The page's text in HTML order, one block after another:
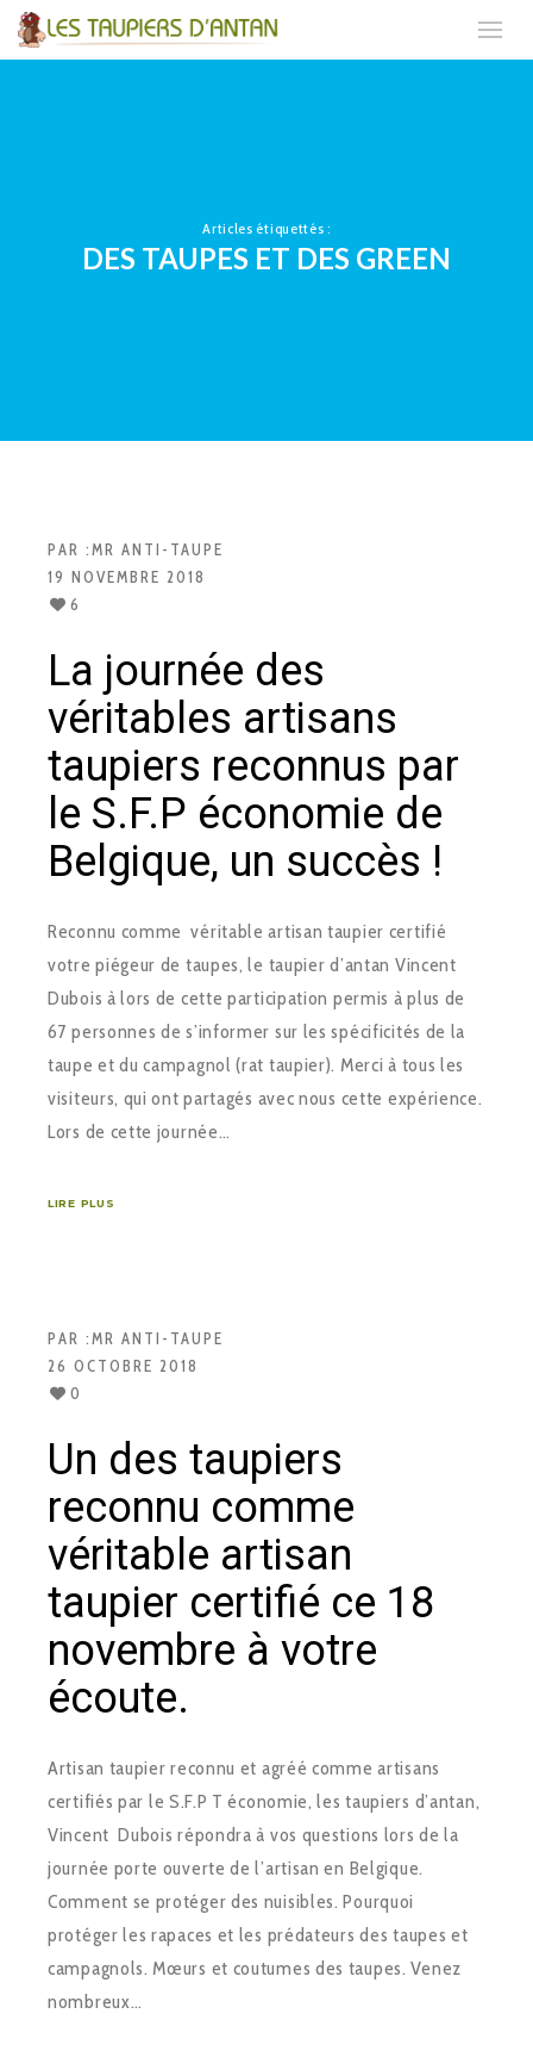
Articles étiquettés :
DES TAUPES ET DES GREEN
PAR :MR ANTI-TAUPE
19 NOVEMBRE 2018
6
La journée des
véritables artisans
taupiers reconnus par
le S.F.P économie de
Belgique, un succès !
Reconnu comme véritable artisan taupier certifié
votre piégeur de taupes, le taupier d’antan Vincent
Dubois à lors de cette participation permis à plus de
67 personnes de s’informer sur les spécificités de la
taupe et du campagnol (rat taupier). Merci à tous les
visiteurs, qui ont partagés avec nous cette expérience.
Lors de cette journée…
LIRE PLUS
PAR :MR ANTI-TAUPE
26 OCTOBRE 2018
0
Un des taupiers
reconnu comme
véritable artisan
taupier certifié ce 18
novembre à votre
écoute.
Artisan taupier reconnu et agréé comme artisans
certifiés par le S.F.P T économie, les taupiers d’antan,
Vincent Dubois répondra à vos questions lors de la
journée porte ouverte de l’artisan en Belgique.
Comment se protéger des nuisibles. Pourquoi
protéger les rapaces et les prédateurs des taupes et
campagnols. Mœurs et coutumes des taupes. Venez
nombreux…